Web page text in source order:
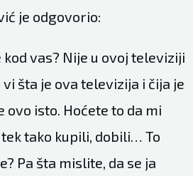
je odgovorio:
vas? Nije u ovoj televiziji
vi šta je ova televizija i čija je
ovo isto. Hoćete to da mi
tako kupili, dobili… To
Pa šta mislite, da se ja